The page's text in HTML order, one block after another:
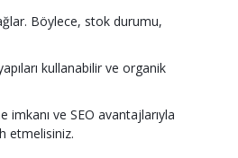
Böylece, stok durumu,
kullanabilir ve organik
ve SEO avantajlarıyla
etmelisiniz.